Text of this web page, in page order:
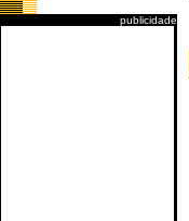
publicidade